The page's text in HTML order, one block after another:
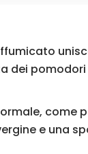
dei
come
e una